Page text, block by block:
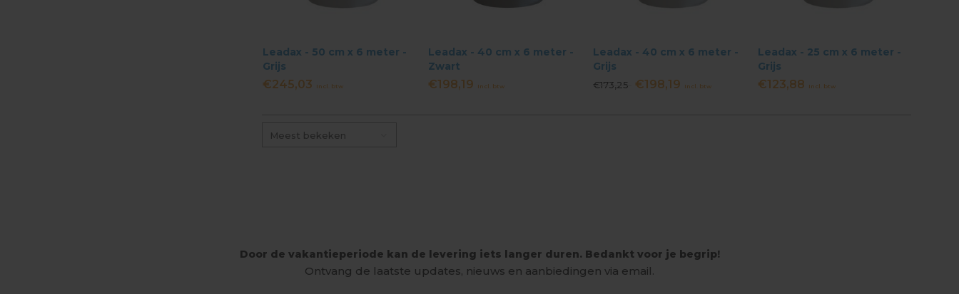
Leadax - 50 cm x 6 meter -
Grijs
€245,03 Incl. btw
Leadax - 40 cm x 6 meter -
Zwart
€198,19 Incl. btw
Leadax - 40 cm x 6 meter -
Grijs
€173,25 €198,19 Incl. btw
Leadax - 25 cm x 6 meter -
Grijs
€123,88 Incl. btw
Meest bekeken
Door de vakantieperiode kan de levering iets langer duren. Bedankt voor je begrip!
Ontvang de laatste updates, nieuws en aanbiedingen via email.